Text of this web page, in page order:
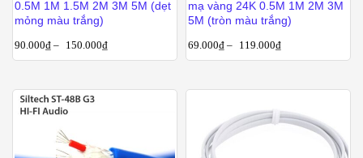
0.5M 1M 1.5M 2M 3M 5M (dẹt
mỏng màu trắng)
90.000₫ – 150.000₫
mạ vàng 24K 0.5M 1M 2M 3M
5M (tròn màu trắng)
69.000₫ – 119.000₫